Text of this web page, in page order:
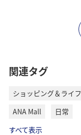
関連タグ
ショッピング＆ライフ
ANA Mall
日常
すべて表示